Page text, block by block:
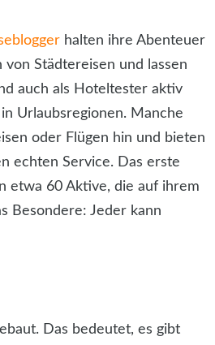
halten ihre Abenteuer
Städtereisen und lassen
auch als Hoteltester aktiv
Urlaubsregionen. Manche
oder Flügen hin und bieten
echten Service. Das erste
etwa 60 Aktive, die auf ihrem
Besondere: Jeder kann
Das bedeutet, es gibt